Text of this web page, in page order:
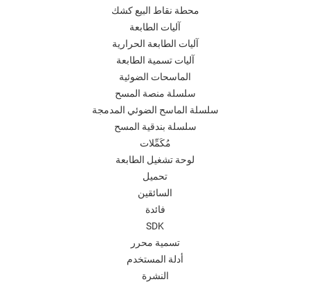
محطة نقاط البيع كشك
آليات الطابعة
آليات الطابعة الحرارية
آليات تسمية الطابعة
الماسحات الضوئية
سلسلة منصة المسح
سلسلة الماسح الضوئي المدمجة
سلسلة بندقية المسح
مُكَمِّلات
لوحة تشغيل الطابعة
تحميل
السائقين
فائدة
SDK
تسمية محرر
أدلة المستخدم
النشرة